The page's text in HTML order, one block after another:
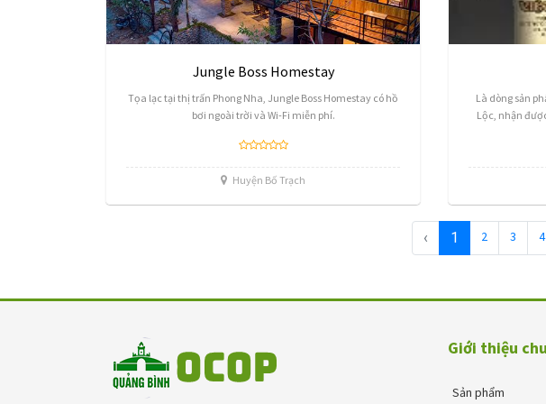
Jungle Boss Homestay
Tọa lạc tại thị trấn Phong Nha, Jungle Boss Homestay có hồ
bơi ngoài trời và Wi-Fi miễn phí.
Huyện Bố Trạch
Là dòng sản
Lộc, nhận
‹ 1 2 3 4
Giới thiệu
Sản phẩm